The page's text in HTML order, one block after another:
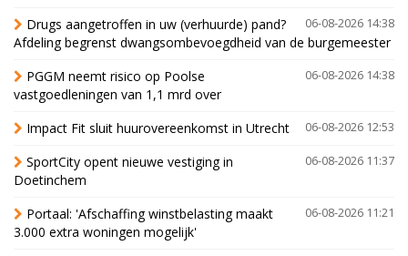
06-08-2026 14:38
Drugs aangetroffen in uw (verhuurde) pand?
Afdeling begrenst dwangsombevoegdheid van de burgemeester
06-08-2026 14:38
PGGM neemt risico op Poolse
vastgoedleningen van 1,1 mrd over
06-08-2026 12:53
Impact Fit sluit huurovereenkomst in Utrecht
06-08-2026 11:37
SportCity opent nieuwe vestiging in
Doetinchem
06-08-2026 11:21
Portaal: 'Afschaffing winstbelasting maakt
3.000 extra woningen mogelijk'